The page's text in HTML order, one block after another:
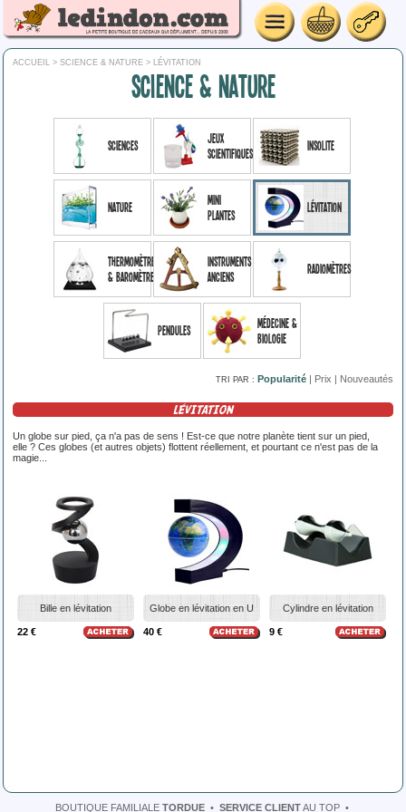
ACCUEIL > SCIENCE & NATURE > LÉVITATION
SCIENCE & NATURE
Sciences
Jeux
scientifiques
Insolite
Nature
Mini
plantes
Lévitation
Thermomètres
& baromètres
Instruments
anciens
Radiomètres
Pendules
Médecine &
biologie
TRI PAR : Popularité | Prix | Nouveautés
LÉVITATION
Un globe sur pied, ça n'a pas de sens ! Est-ce que notre planète tient sur un pied,
elle ? Ces globes (et autres objets) flottent réellement, et pourtant ce n'est pas de la
magie...
Bille en lévitation
22 €
Globe en lévitation en U
40 €
Cylindre en lévitation
9 €
BOUTIQUE FAMILIALE TORDUE• SERVICE CLIENTAU TOP•